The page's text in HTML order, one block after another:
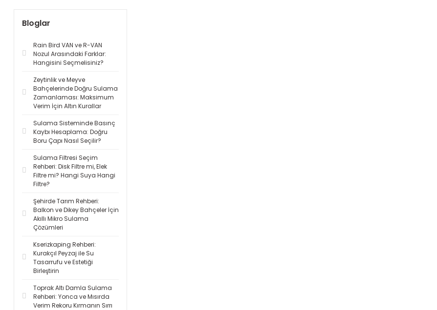
Bloglar
Rain Bird VAN ve R-VAN
Nozul Arasındaki Farklar:
Hangisini Seçmelisiniz?
Zeytinlik ve Meyve
Bahçelerinde Doğru Sulama
Zamanlaması: Maksimum
Verim İçin Altın Kurallar
Sulama Sisteminde Basınç
Kaybı Hesaplama: Doğru
Boru Çapı Nasıl Seçilir?
Sulama Filtresi Seçim
Rehberi: Disk Filtre mi, Elek
Filtre mi? Hangi Suya Hangi
Filtre?
Şehirde Tarım Rehberi:
Balkon ve Dikey Bahçeler İçin
Akıllı Mikro Sulama
Çözümleri
Kserizkaping Rehberi:
Kurakçıl Peyzaj ile Su
Tasarrufu ve Estetiği
Birleştirin
Toprak Altı Damla Sulama
Rehberi: Yonca ve Mısırda
Verim Rekoru Kırmanın Sırrı